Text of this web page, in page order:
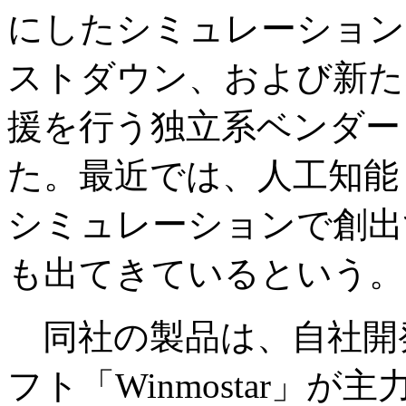
にしたシミュレーショ
ストダウン、および新
援を行う独立系ベンダ
た。最近では、人工知
シミュレーションで創
も出てきているという。
同社の製品は、自社
フト「Winmostar」が主